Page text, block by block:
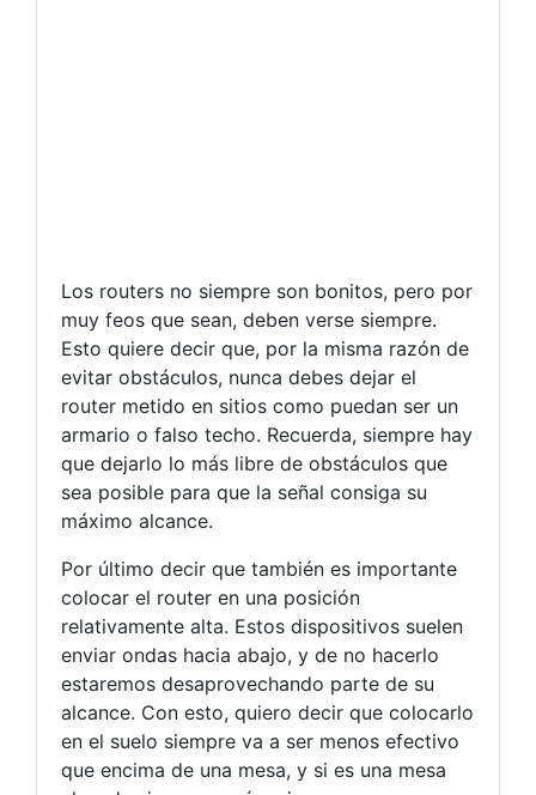
Los routers no siempre son bonitos, pero por
muy feos que sean, deben verse siempre.
Esto quiere decir que, por la misma razón de
evitar obstáculos, nunca debes dejar el
router metido en sitios como puedan ser un
armario o falso techo. Recuerda, siempre hay
que dejarlo lo más libre de obstáculos que
sea posible para que la señal consiga su
máximo alcance.
Por último decir que también es importante
colocar el router en una posición
relativamente alta. Estos dispositivos suelen
enviar ondas hacia abajo, y de no hacerlo
estaremos desaprovechando parte de su
alcance. Con esto, quiero decir que colocarlo
en el suelo siempre va a ser menos efectivo
que encima de una mesa, y si es una mesa